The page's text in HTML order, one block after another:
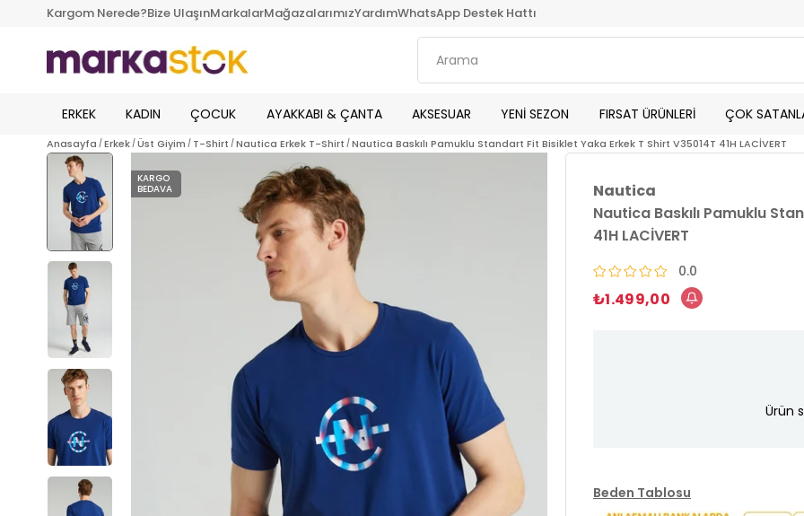
Kargom Nerede?Bize UlaşınMarkalarMağazalarımızYardımWhatsApp Destek Hattı
ERKEK KADIN ÇOCUK AYAKKABI & ÇANTA AKSESUAR YENİ SEZON FIRSAT ÜRÜNLERİ ÇOK
Anasayfa Erkek Üst Giyim T-Shirt Nautica Erkek T-Shirt Nautica Baskılı Pamuklu Standart Fit Bisiklet Yaka Erkek T Shirt V35014T 41H LACİVERT
KARGO
BEDAVA
Nautica
Nautica Baskılı Pamuklu
41H LACİVERT
0.0
₺1.499,00
Ürün
Beden Tablosu